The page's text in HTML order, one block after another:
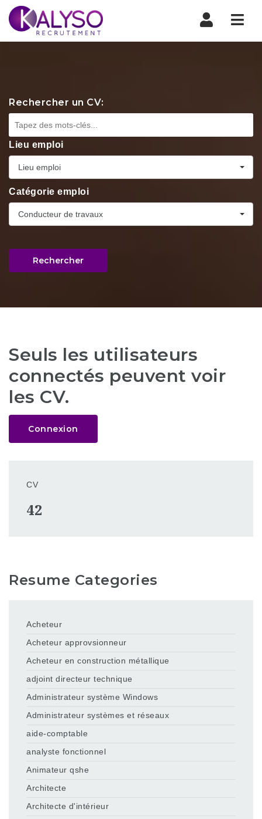
Rechercher un CV:
Lieu emploi
Lieu emploi
Catégorie emploi
Conducteur de travaux
Rechercher
Seuls les utilisateurs
connectés peuvent voir
les CV.
Connexion
CV
42
Resume Categories
Acheteur
Acheteur approvsionneur
Acheteur en construction métallique
adjoint directeur technique
Administrateur système Windows
Administrateur systèmes et réseaux
aide-comptable
analyste fonctionnel
Animateur qshe
Architecte
Architecte d'intérieur